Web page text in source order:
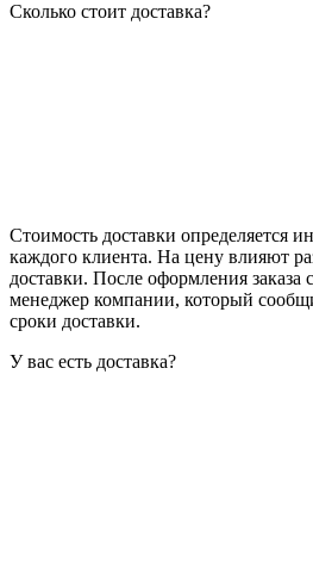
Сколько стоит доставка?
Стоимость доставки определяется
каждого клиента. На цену влияют
доставки. После оформления заказа
менеджер компании, который
сроки доставки.
У вас есть доставка?